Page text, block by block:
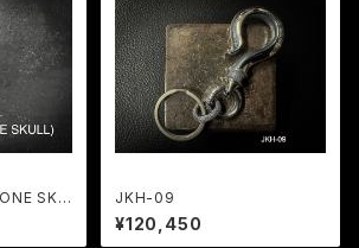
SKU
JKH-09
¥120,450